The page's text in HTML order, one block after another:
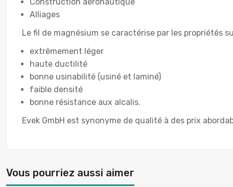
Alliages
Le fil de magnésium se caractérise par les propriétés
extrêmement léger
haute ductilité
bonne usinabilité (usiné et laminé)
faible densité
bonne résistance aux alcalis.
Evek GmbH est synonyme de qualité à des prix
Vous pourriez aussi aimer